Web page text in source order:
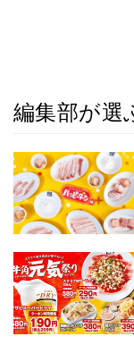
編集部が選